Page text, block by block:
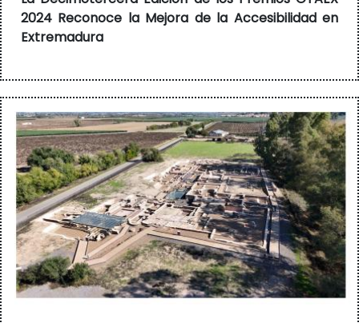
2024 Reconoce la Mejora de la Accesibilidad en
Extremadura